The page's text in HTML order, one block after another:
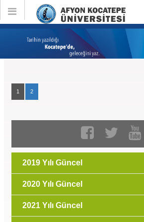
Toggle
GÜNCEL : Mayıs 2022
1 2
2019 Yılı Güncel
2020 Yılı Güncel
2021 Yılı Güncel